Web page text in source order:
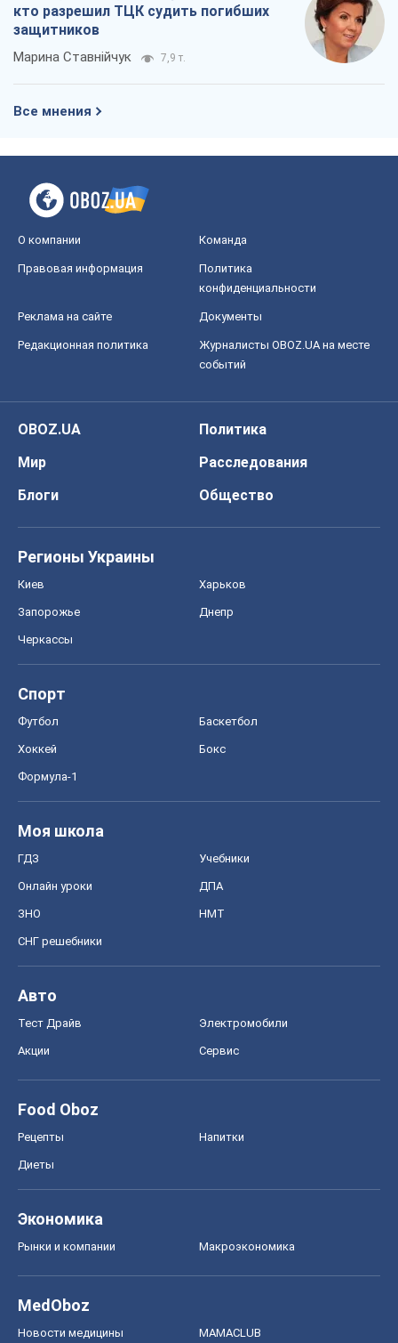
кто разрешил ТЦК судить погибших
защитников
Марина Ставнійчук 7,9 т.
Все мнения
О компании Команда
Правовая информация
Политика
конфиденциальности
Реклама на сайте Документы
Редакционная политика
Журналисты OBOZ.UA на месте
событий
OBOZ.UA
Политика
Мир
Расследования
Блоги
Общество
Регионы Украины
Киев Харьков
Запорожье Днепр
Черкассы
Спорт
Футбол Баскетбол
Хоккей Бокс
Формула-1
Моя школа
ГДЗ Учебники
Онлайн уроки ДПА
ЗНО НМТ
СНГ решебники
Авто
Тест Драйв Электромобили
Акции Сервис
Food Oboz
Рецепты Напитки
Диеты
Экономика
Рынки и компании Mакроэкономика
MedOboz
Новости медицины MAMACLUB